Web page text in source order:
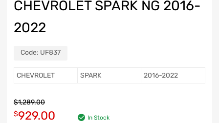
CHEVROLET SPARK NG 2016-
2022
Code: UF837
CHEVROLET SPARK 2016-2022
$1,289.00
$929.00 In Stock